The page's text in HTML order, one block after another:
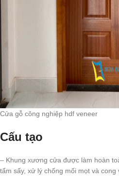
Cửa gỗ công nghiệp hdf veneer
Cấu tạo
– Khung xương cửa được làm hoàn
tẩm sấy, xử lý chống mối mọt và cong